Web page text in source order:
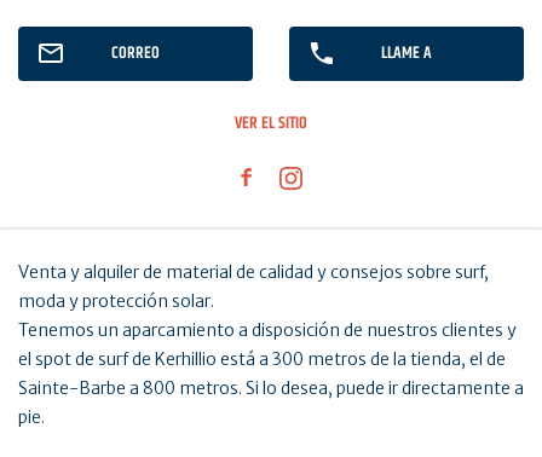
CORREO LLAME A
VER EL SITIO
Venta y alquiler de material de calidad y consejos sobre surf,
moda y protección solar.
Tenemos un aparcamiento a disposición de nuestros clientes y
el spot de surf de Kerhillio está a 300 metros de la tienda, el de
Sainte-Barbe a 800 metros. Si lo desea, puede ir directamente a
pie.